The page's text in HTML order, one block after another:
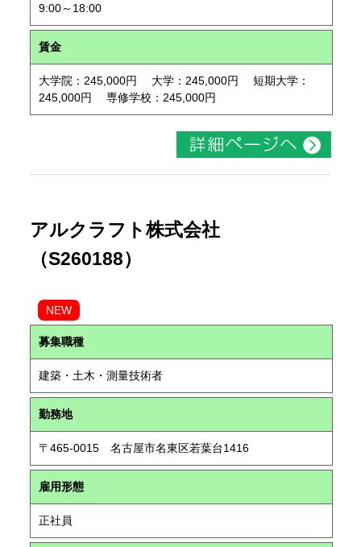
9:00～18:00
賃金
大学院：245,000円 大学：245,000円 短期大学：
245,000円 専修学校：245,000円
アルクラフト株式会社
（S260188）
NEW
募集職種
建築・土木・測量技術者
勤務地
〒465-0015 名古屋市名東区若葉台1416
雇用形態
正社員